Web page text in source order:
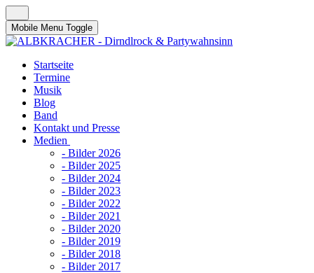
Mobile Menu Toggle
Startseite
Termine
Musik
Blog
Band
Kontakt und Presse
Medien
- Bilder 2026
- Bilder 2025
- Bilder 2024
- Bilder 2023
- Bilder 2022
- Bilder 2021
- Bilder 2020
- Bilder 2019
- Bilder 2018
- Bilder 2017